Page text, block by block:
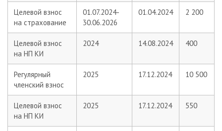
Целевой взнос
на страхование
01.07.2024-
30.06.2026
01.04.2024 2 200
Целевой взнос
на НП КИ
2024 14.08.2024 400
Регулярный
членский взнос
2025 17.12.2024 10 500
Целевой взнос
на НП КИ
2025 17.12.2024 550